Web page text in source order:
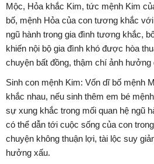
Mộc, Hỏa khắc Kim, tức mệnh Kim
bố, mệnh Hỏa của con tương khắc
ngũ hành trong gia đình tương khắc,
khiến nội bộ gia đình khó được hòa
chuyện bất đồng, thậm chí ảnh hưởng
Sinh con mệnh Kim: Vốn dĩ bố mệnh
khắc nhau, nếu sinh thêm em bé
sự xung khắc trong mối quan hệ ngũ
có thể dẫn tới cuộc sống của con
chuyện không thuận lợi, tài lộc suy
hưởng xấu.